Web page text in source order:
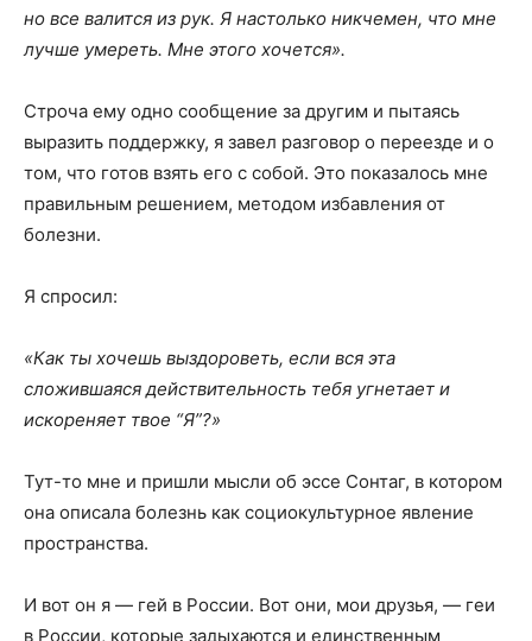
но все валится из рук. Я настолько никчемен, что мне
лучше умереть. Мне этого хочется».
Строча ему одно сообщение за другим и пытаясь
выразить поддержку, я завел разговор о переезде и о
том, что готов взять его с собой. Это показалось мне
правильным решением, методом избавления от
болезни.
Я спросил:
«Как ты хочешь выздороветь, если вся эта
сложившаяся действительность тебя угнетает и
искореняет твое “Я”?»
Тут-то мне и пришли мысли об эссе Сонтаг, в котором
она описала болезнь как социокультурное явление
пространства.
И вот он я — гей в России. Вот они, мои друзья, — геи
в России, которые задыхаются и единственным